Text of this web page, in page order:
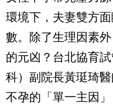
環境下，夫妻雙方
數。除了生理因素
的元凶？台北協育
科）副院長黃珽琦
不孕的「單一主因